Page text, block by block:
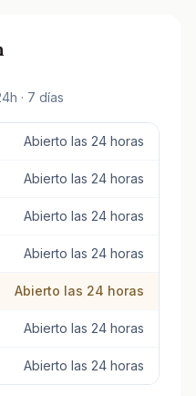
· 7 días
Abierto las 24 horas
Abierto las 24 horas
Abierto las 24 horas
Abierto las 24 horas
Abierto las 24 horas
Abierto las 24 horas
Abierto las 24 horas